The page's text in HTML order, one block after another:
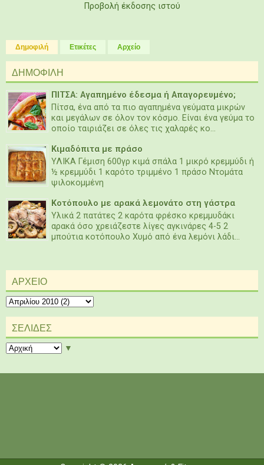
Προβολή έκδοσης ιστού
Δημοφιλή Ετικέτες Αρχείο
ΔΗΜΟΦΙΛΗ
ΠΙΤΣΑ: Αγαπημένο έδεσμα ή Απαγορευμένο;
Πίτσα, ένα από τα πιο αγαπημένα γεύματα μικρών
και μεγάλων σε όλον τον κόσμο. Είναι ένα γεύμα το
οποίο ταιριάζει σε όλες τις χαλαρές κο...
Κιμαδόπιτα με πράσο
ΥΛΙΚΑ Γέμιση 600γρ κιμά σπάλα 1 μικρό κρεμμύδι ή
½ κρεμμύδι 1 καρότο τριμμένο 1 πράσο Ντομάτα
ψιλοκομμένη
Κοτόπουλο με αρακά λεμονάτο στη γάστρα
Υλικά 2 πατάτες 2 καρότα φρέσκο κρεμμυδάκι
αρακά όσο χρειάζεστε λίγες αγκινάρες 4-5 2
μπούτια κοτόπουλο Χυμό από ένα λεμόνι λάδι...
ΑΡΧΕΙΟ
ΣΕΛΙΔΕΣ
▼